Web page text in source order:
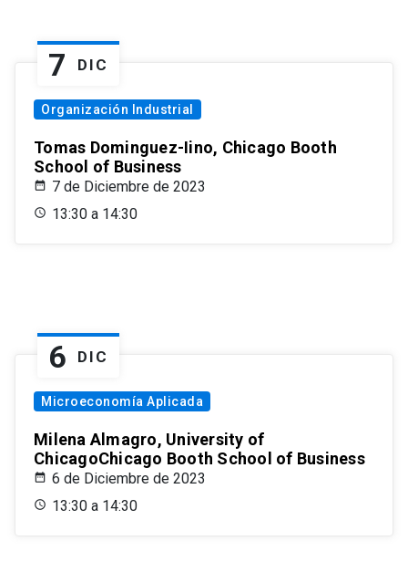
7 DIC
Organización Industrial
Tomas Dominguez-Iino, Chicago Booth
School of Business
7 de Diciembre de 2023
13:30 a 14:30
6 DIC
Microeconomía Aplicada
Milena Almagro, University of
ChicagoChicago Booth School of Business
6 de Diciembre de 2023
13:30 a 14:30